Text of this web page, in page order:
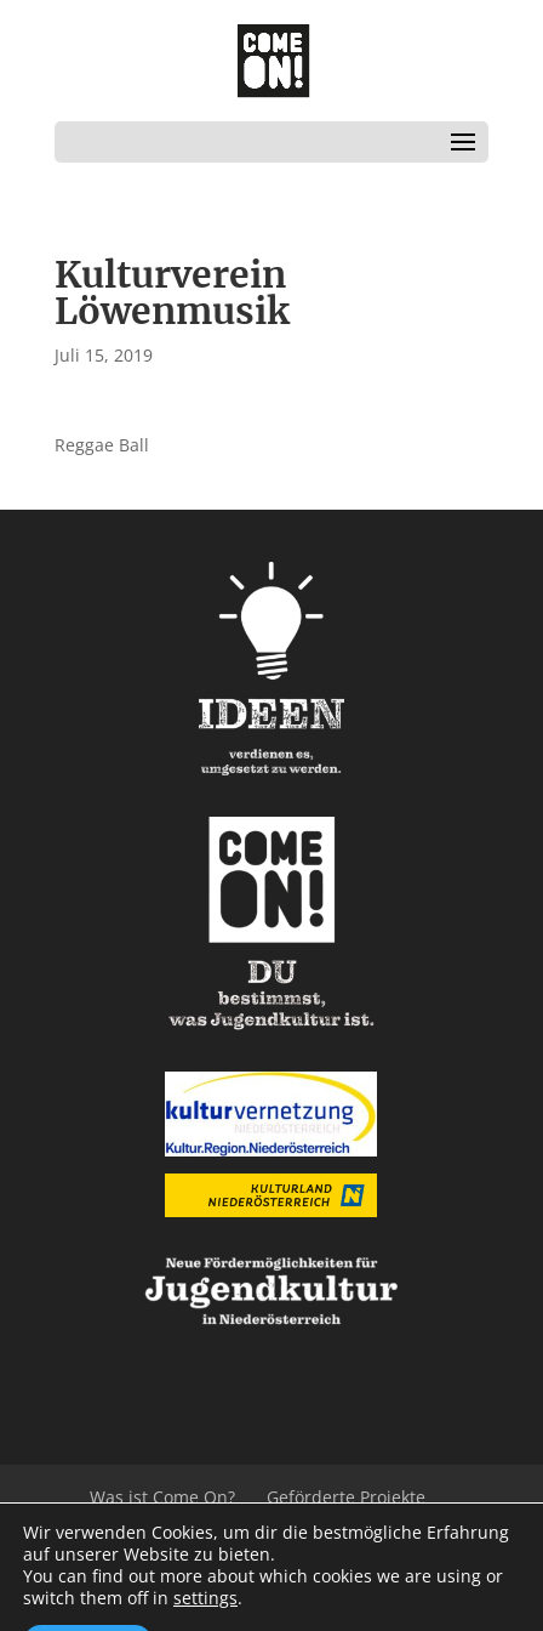
Kulturverein
Löwenmusik
Juli 15, 2019
Reggae Ball
Was ist Come On?
Geförderte Projekte
Der Beirat
Impressum/Datenschutz
Links
Presse
© 2020Kulturvernetzung Niederösterreich
Wir verwenden Cookies, um dir die bestmögliche Erfahrung
auf unserer Website zu bieten.
You can find out more about which cookies we are using or
switch them off in settings.